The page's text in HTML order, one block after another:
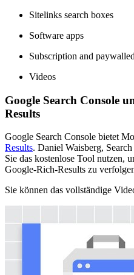
Sitelinks search boxes
Software apps
Subscription and
Videos
Google Search Console
Results
Google Search Console bietet
Results. Daniel Waisberg,
Sie das kostenlose Tool nutzen,
Google-Rich-Results zu
Sie können das vollständige